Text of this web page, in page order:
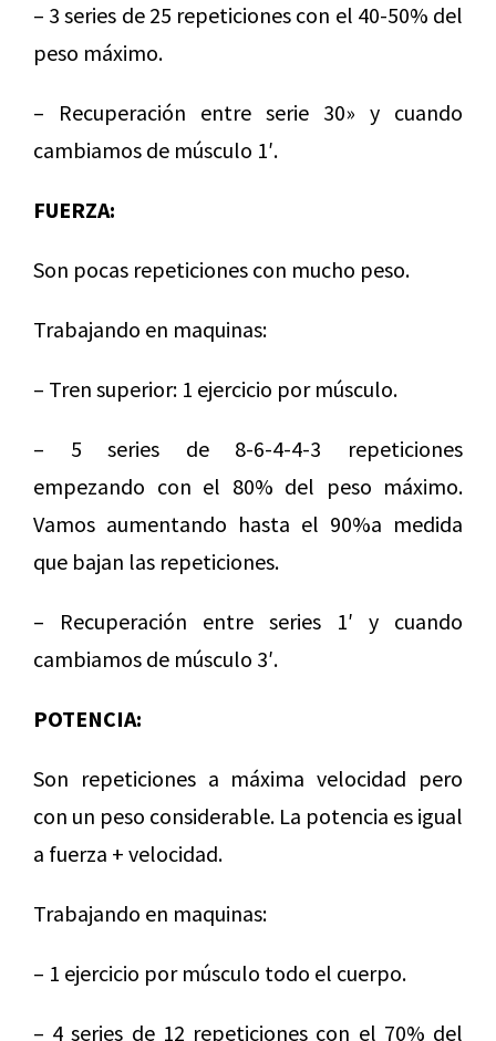
– 3 series de 25 repeticiones con el 40-50% del
peso máximo.
– Recuperación entre serie 30» y cuando
cambiamos de músculo 1′.
FUERZA:
Son pocas repeticiones con mucho peso.
Trabajando en maquinas:
– Tren superior: 1 ejercicio por músculo.
– 5 series de 8-6-4-4-3 repeticiones
empezando con el 80% del peso máximo.
Vamos aumentando hasta el 90%a medida
que bajan las repeticiones.
– Recuperación entre series 1′ y cuando
cambiamos de músculo 3′.
POTENCIA:
Son repeticiones a máxima velocidad pero
con un peso considerable. La potencia es igual
a fuerza + velocidad.
Trabajando en maquinas:
– 1 ejercicio por músculo todo el cuerpo.
– 4 series de 12 repeticiones con el 70% del